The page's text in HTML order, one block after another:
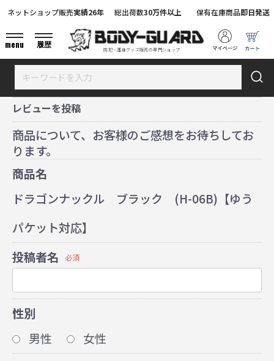
防犯・護身グッズ販売の専門ショップ
ネットショップ販売実績26年 総出荷数30万件以上 保有在庫商品即日発送
menu 履歴
レビューを投稿
商品について、お客様のご感想をお待ちしてお
ります。
商品名
ドラゴンナックル ブラック (H-06B)【ゆう
パケット対応】
投稿者名
必須
性別
男性
女性